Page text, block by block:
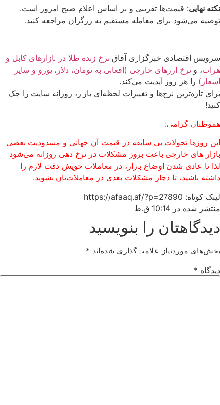
نکته نهایی: قیمت‌ها تقریبی و بر اساس اعلام صبح امروز است.
توصیه می‌شود برای معامله مستقیم به زرگران مراجعه کنید.
سرویس اقتصادی خبرگزاری آفاق نرخ زنده طلا در بازارهای کابل و
هرات، و نرخ ارزهای خارجی (افغانی به تومان، دلار، یورو و سایر
اسعار) را هر روز آپدیت می‌کند.
برای تازه‌ترین نرخ‌ها و تغییرات لحظه‌ای بازار، روزانه سایت را چک
کنید!
هموطنان گرامی:
این روزها تحولات بی سابقه در قیمت آن جهانی و مسدودیت بعضی
بازار های خارجی باعث بروز مشکلات در نرخ دهی روزانه می‌شود
لذا تا عادی شدن اوضاع بازار، در معاملات خویش دقت لازم را
داشته باشید، تا دچار مشکلات بعدی در معاملات‌تان نشوید.
لینک کوتاه: https://afaaq.af/?p=27890
منتشر شده در 10:14 ق.ظ
دیدگاهتان را بنویسید
بخش‌های موردنیاز علامت‌گذاری شده‌اند *
دیدگاه *